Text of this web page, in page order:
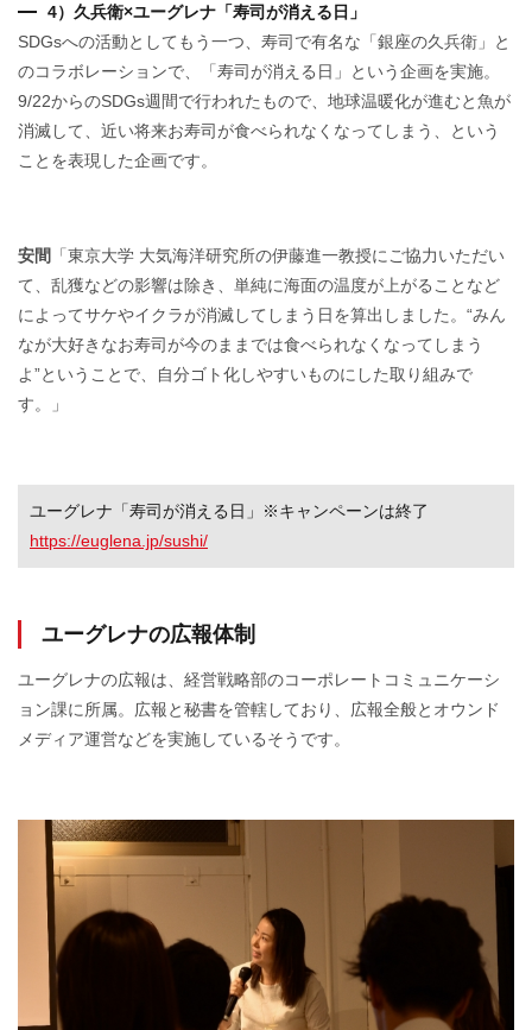
4）久兵衛×ユーグレナ「寿司が消える日」
SDGsへの活動としてもう一つ、寿司で有名な「銀座の久兵衛」と
のコラボレーションで、「寿司が消える日」という企画を実施。
9/22からのSDGs週間で行われたもので、地球温暖化が進むと魚が
消滅して、近い将来お寿司が食べられなくなってしまう、という
ことを表現した企画です。
安間 「東京大学 大気海洋研究所の伊藤進一教授にご協力いただい
て、乱獲などの影響は除き、単純に海面の温度が上がることなど
によってサケやイクラが消滅してしまう日を算出しました。“みん
なが大好きなお寿司が今のままでは食べられなくなってしまう
よ”ということで、自分ゴト化しやすいものにした取り組みで
す。」
ユーグレナ「寿司が消える日」※キャンペーンは終了
https://euglena.jp/sushi/
ユーグレナの広報体制
ユーグレナの広報は、経営戦略部のコーポレートコミュニケーシ
ョン課に所属。広報と秘書を管轄しており、広報全般とオウンド
メディア運営などを実施しているそうです。